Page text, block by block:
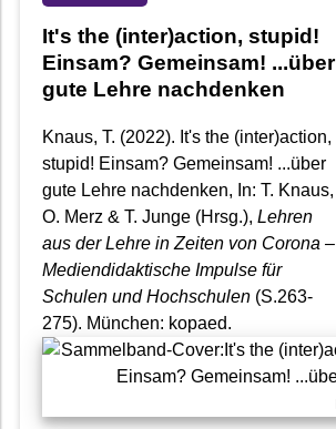
It's the (inter)action, stupid!
Einsam? Gemeinsam! ...über
gute Lehre nachdenken
Knaus, T. (2022). It's the (inter)action,
stupid! Einsam? Gemeinsam! ...über
gute Lehre nachdenken, In: T. Knaus,
O. Merz & T. Junge (Hrsg.), Lehren
aus der Lehre in Zeiten von Corona –
Mediendidaktische Impulse für
Schulen und Hochschulen (S.263-
275). München: kopaed.